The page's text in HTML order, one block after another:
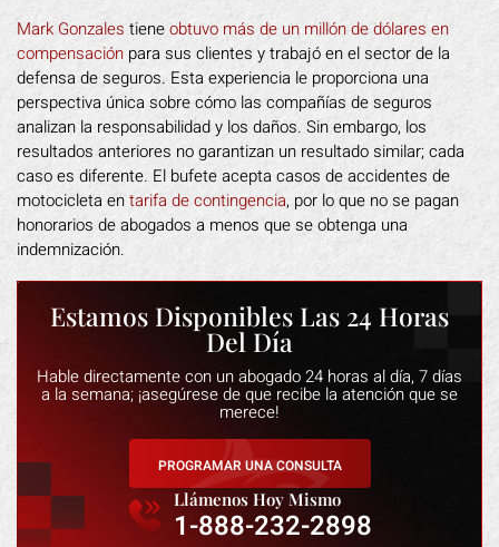
Mark Gonzalestieneobtuvo más de un millón de dólares en
compensación para sus clientes y trabajó en el sector de la
defensa de seguros. Esta experiencia le proporciona una
perspectiva única sobre cómo las compañías de seguros
analizan la responsabilidad y los daños. Sin embargo, los
resultados anteriores no garantizan un resultado similar; cada
caso es diferente. El bufete acepta casos de accidentes de
motocicleta entarifa de contingencia, por lo que no se pagan
honorarios de abogados a menos que se obtenga una
indemnización.
Estamos Disponibles Las 24 Horas
Del Día
Hable directamente con un abogado 24 horas al día, 7 días
a la semana; ¡asegúrese de que recibe la atención que se
merece!
PROGRAMAR UNA CONSULTA
Llámenos Hoy Mismo
1-888-232-2898